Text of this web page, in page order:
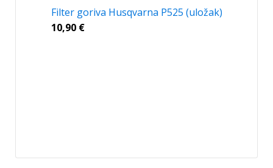
Filter goriva Husqvarna P525 (uložak)
10,90 €